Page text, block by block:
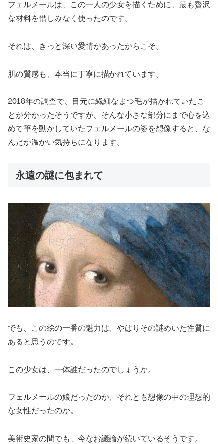
フェルメールは、この一人の少女を描くために、最も贅沢
な材料を惜しみなく使ったのです。
それは、きっと深い愛情があったからこそ。
肌の質感も、本当に丁寧に描かれています。
2018年の調査で、目元に繊細なまつ毛が描かれていたこ
とが分かったそうですが、そんな小さな部分にまで心を込
めて筆を動かしていたフェルメールの姿を想像すると、な
んだか温かい気持ちになります。
永遠の謎に包まれて
でも、この絵の一番の魅力は、やはりその謎めいた性質に
あると思うのです。
この少女は、一体誰だったのでしょうか。
フェルメールの娘だったのか、それとも想像の中の理想的
な女性だったのか。
美術史家の間でも、今なお議論が続いているそうです。